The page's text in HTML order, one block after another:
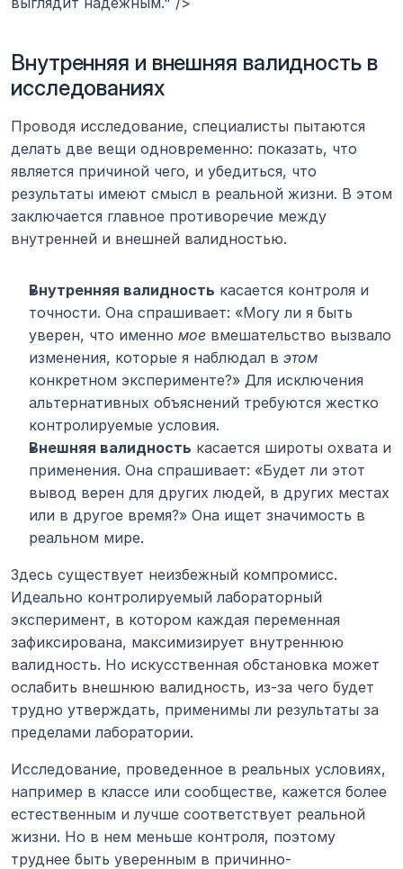
Внутренняя и внешняя валидность в
исследованиях
Проводя исследование, специалисты пытаются
делать две вещи одновременно: показать, что
является причиной чего, и убедиться, что
результаты имеют смысл в реальной жизни. В этом
заключается главное противоречие между
внутренней и внешней валидностью.
Внутренняя валидность касается контроля и
точности. Она спрашивает: «Могу ли я быть
уверен, что именно мое вмешательство вызвало
изменения, которые я наблюдал в этом
конкретном эксперименте?» Для исключения
альтернативных объяснений требуются жестко
контролируемые условия.
Внешняя валидность касается широты охвата и
применения. Она спрашивает: «Будет ли этот
вывод верен для других людей, в других местах
или в другое время?» Она ищет значимость в
реальном мире.
Здесь существует неизбежный компромисс.
Идеально контролируемый лабораторный
эксперимент, в котором каждая переменная
зафиксирована, максимизирует внутреннюю
валидность. Но искусственная обстановка может
ослабить внешнюю валидность, из-за чего будет
трудно утверждать, применимы ли результаты за
пределами лаборатории.
Исследование, проведенное в реальных условиях,
например в классе или сообществе, кажется более
естественным и лучше соответствует реальной
жизни. Но в нем меньше контроля, поэтому
труднее быть уверенным в причинно-